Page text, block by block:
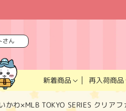
さん
新着商品 再入荷商品
かわ×MLB TOKYO SERIES クリア